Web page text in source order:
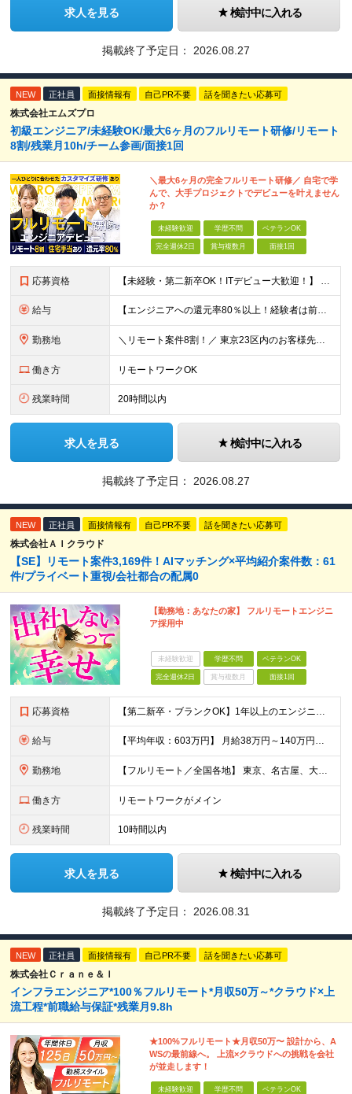
求人を見る 検討中に入れる
掲載終了予定日： 2026.08.27
NEW 正社員 面接情報有 自己PR不要 話を聞きたい応募可
株式会社エムズプロ
初級エンジニア/未経験OK/最大6ヶ月のフルリモート研修/リモート
8割/残業月10h/チーム参画/面接1回
＼最大6ヶ月の完全フルリモート研修／ 自宅で学
んで、大手プロジェクトでデビューを叶えません
か？
未経験歓迎 学歴不問 ベテランOK
完全週休2日 賞与複数月 面接1回
応募資格 【未経験・第二新卒OK！ITデビュー大歓迎！】 ●学歴不問 ＼こんな方をお待ちしております！／ ★手に職をつけて、将来の不安をなくしたい方 ★学校のように学べる研修を受けたい方 ★お節介なくらい温か
給与 【エンジニアへの還元率80％以上！経験者は前職給与105～140％保証】 ■賞与年2回＋業績賞与 ■年収960万円以上も可能！ ■みなし残業代なし◎残業代は別途全額支給 月給25万円以上＋賞与年2回
勤務地 ＼リモート案件8割！／ 東京23区内のお客様先にて勤務していただきます。 本社所在地：神奈川県横浜市瀬谷区本郷3-1-17 第2斉藤ビル2F (変更の範囲)上記を除く当社関連勤務地
働き方 リモートワークOK
残業時間 20時間以内
求人を見る 検討中に入れる
掲載終了予定日： 2026.08.27
NEW 正社員 面接情報有 自己PR不要 話を聞きたい応募可
株式会社ＡＩクラウド
【SE】リモート案件3,169件！AIマッチング×平均紹介案件数：61
件/プライベート重視/会社都合の配属0
【勤務地：あなたの家】 フルリモートエンジニ
ア採用中
未経験歓迎 学歴不問 ベテランOK
完全週休2日 賞与複数月 面接1回
応募資格 【第二新卒・ブランクOK】1年以上のエンジニア経験がある方(開発・インフラ・工程・言語一切不問） 文理・学歴不問 【歓迎条件】 ◆AI・クラウド案件に参画したい方 ◆下流工程から上流工程へステップア
給与 【平均年収：603万円】 月給38万円～140万円＋諸手当（経験者） 【平均年収603万円】 ※案件の契約内容や昇給額などはすべて開示します。 ※経験や能力を考慮し決定します。 ※月給には固定残業
勤務地 【フルリモート／全国各地】 東京、名古屋、大阪、福岡を中心とした全国のプロジェクトにアサイン。 ※プロジェクトは完全選択制です。 ※フルリモート、ハイブリッド型、常駐案件から自由に選択可能です。 ※転
働き方 リモートワークがメイン
残業時間 10時間以内
求人を見る 検討中に入れる
掲載終了予定日： 2026.08.31
NEW 正社員 面接情報有 自己PR不要 話を聞きたい応募可
株式会社Ｃｒａｎｅ＆Ｉ
インフラエンジニア*100％フルリモート*月収50万～*クラウド×上
流工程*前職給与保証*残業月9.8h
★100%フルリモート★月収50万〜 設計から、A
WSの最前線へ。 上流×クラウドへの挑戦を会社
が並走します！
未経験歓迎 学歴不問 ベテランOK